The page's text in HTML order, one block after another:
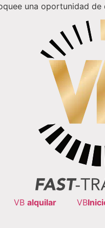
una oportunidad
VB alquilar VB